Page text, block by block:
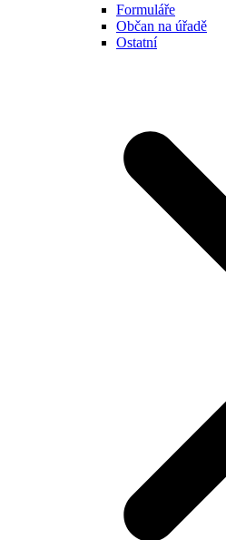
Formuláře
Občan na úřadě
Ostatní